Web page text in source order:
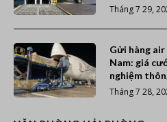
Tháng 7 29,
Gửi hàng
Nam: giá
nghiệm
Tháng 7 28,